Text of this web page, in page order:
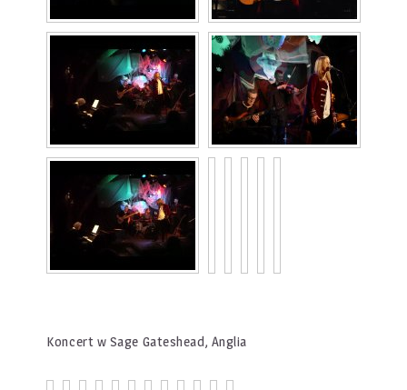
Koncert w Sage Gateshead, Anglia